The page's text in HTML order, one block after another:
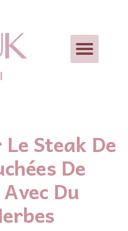
Steak De
De
Du